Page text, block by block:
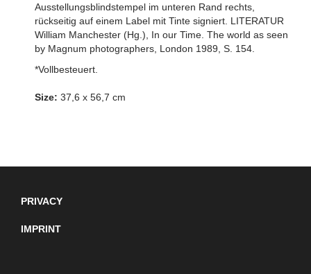
Ausstellungsblindstempel im unteren Rand rechts,
rückseitig auf einem Label mit Tinte signiert. LITERATUR
William Manchester (Hg.), In our Time. The world as seen
by Magnum photographers, London 1989, S. 154.
*Vollbesteuert.
Size: 37,6 x 56,7 cm
PRIVACY
IMPRINT